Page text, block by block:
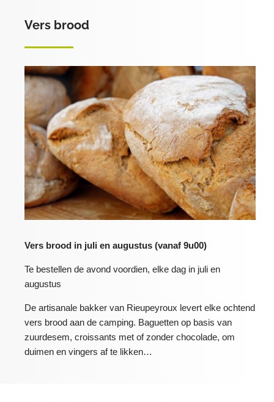
Vers brood
Vers brood in juli en augustus (vanaf 9u00)
Te bestellen de avond voordien, elke dag in juli en
augustus
De artisanale bakker van Rieupeyroux levert elke ochtend
vers brood aan de camping. Baguetten op basis van
zuurdesem, croissants met of zonder chocolade, om
duimen en vingers af te likken…